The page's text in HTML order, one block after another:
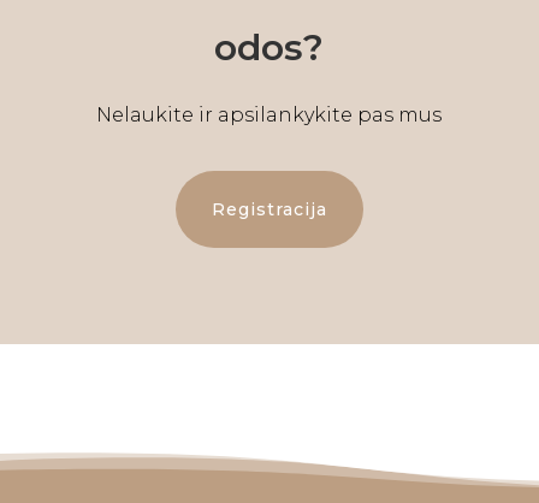
odos?
Nelaukite ir apsilankykite pas mus
Registracija